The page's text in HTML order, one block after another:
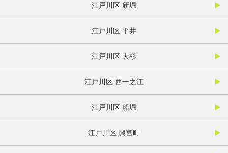
江戸川区 新堀
江戸川区 平井
江戸川区 大杉
江戸川区 西一之江
江戸川区 船堀
江戸川区 興宮町